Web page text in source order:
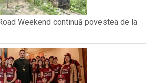
Weekend continuă povestea de la